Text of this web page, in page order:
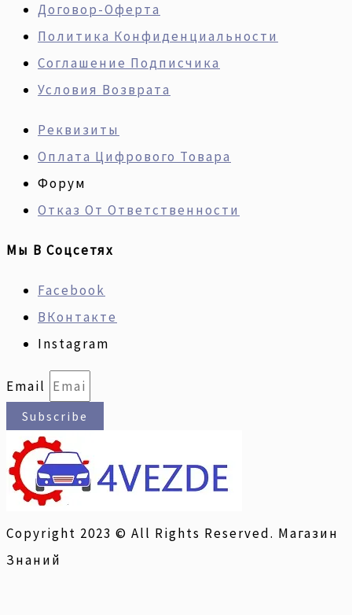
Договор-Оферта
Политика Конфиденциальности
Соглашение Подписчика
Условия Возврата
Реквизиты
Оплата Цифрового Товара
Форум
Отказ От Ответственности
Мы В Соцсетях
Facebook
ВКонтакте
Instagram
Email
Subscribe
Copyright 2023 © All Rights Reserved. Магазин
Знаний